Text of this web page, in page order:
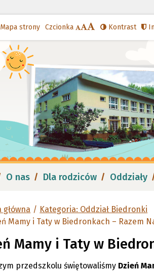
Mapa strony Czcionka Kontrast
O nas Dla rodziców Oddziały
Kategoria: Oddział Biedronki
Mamy i Taty w Biedronkach – Razem
Mamy i Taty w
przedszkolu świętowaliśmy Dzień